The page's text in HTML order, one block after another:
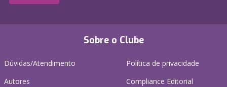
Sobre o Clube
Dúvidas/Atendimento
Autores
Política de privacidade
Compliance Editorial